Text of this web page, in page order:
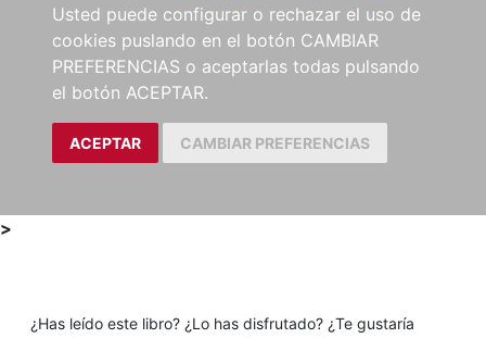
Usted puede configurar o rechazar el uso de
cookies puslando en el botón CAMBIAR
PREFERENCIAS o aceptarlas todas pulsando
el botón ACEPTAR.
ACEPTAR CAMBIAR PREFERENCIAS
>
¿Has leído este libro? ¿Lo has disfrutado? ¿Te gustaría